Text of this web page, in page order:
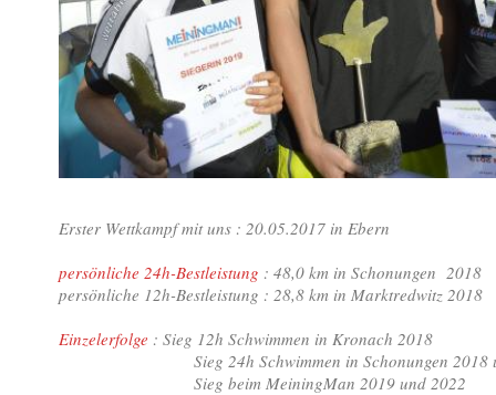
Erster Wettkampf mit uns : 20.05.2017 in Ebern
persönliche 24h-Bestleistung : 48,0 km in Schonungen 2018
persönliche 12h-Bestleistung : 28,8 km in Marktredwitz 2018
Einzelerfolge : Sieg 12h Schwimmen in Kronach 2018
Sieg 24h Schwimmen in Schonungen 2018
Sieg beim MeiningMan 2019 und 2022